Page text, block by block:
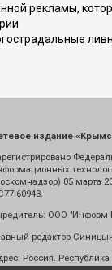
рекламы,
издание
05 марта
60943.
ООО "Информ
редактор
Россия.